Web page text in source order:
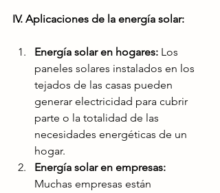
IV. Aplicaciones de la energía solar:
Energía solar en hogares: Los
paneles solares instalados en los
tejados de las casas pueden
generar electricidad para cubrir
parte o la totalidad de las
necesidades energéticas de un
hogar.
Energía solar en empresas:
Muchas empresas están